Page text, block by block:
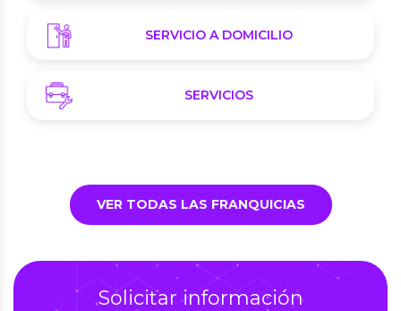
SERVICIO A DOMICILIO
SERVICIOS
VER TODAS LAS FRANQUICIAS
Solicitar información